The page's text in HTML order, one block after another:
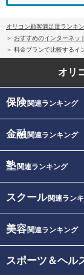
オリコン顧客満足度ランキ
おすすめのインターネッ
料金プランで比較するイ
オリ
保険関連ランキング
金融関連ランキング
塾関連ランキング
スクール関連ラン
美容関連ランキング
スポーツ＆ヘル